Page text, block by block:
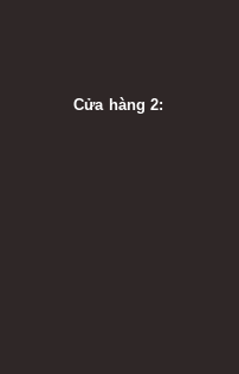
Cửa hàng 2: